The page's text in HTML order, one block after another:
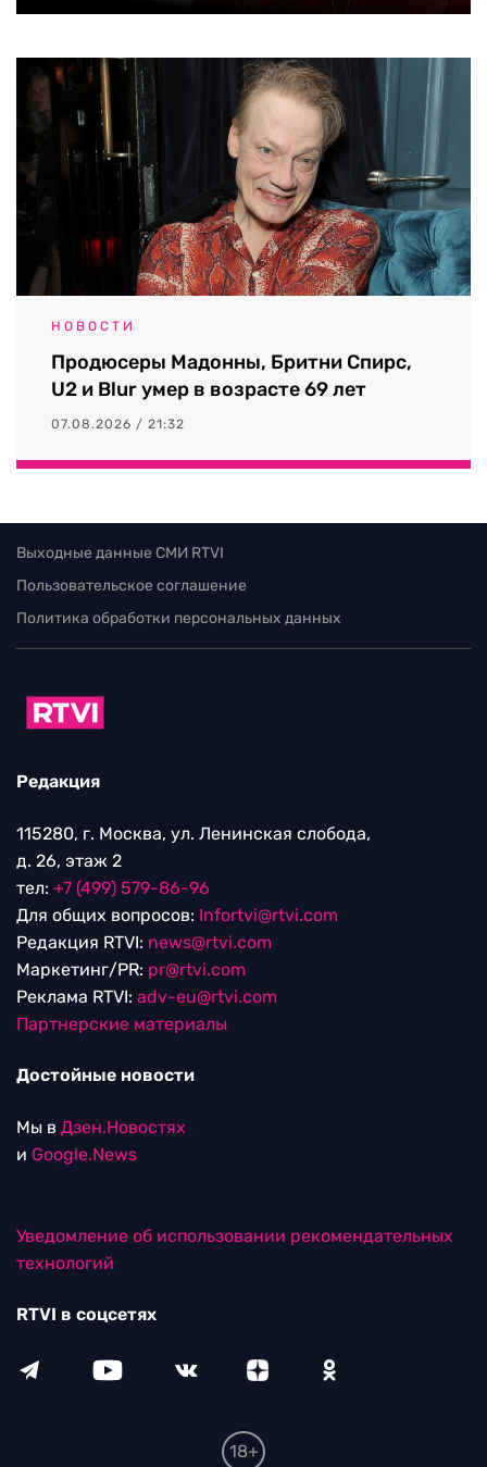
НОВОСТИ
Продюсеры Мадонны, Бритни Спирс,
U2 и Blur умер в возрасте 69 лет
07.08.2026 / 21:32
Выходные данные СМИ RTVI
Пользовательское соглашение
Политика обработки персональных данных
Редакция
115280, г. Москва, ул. Ленинская слобода,
д. 26, этаж 2
тел: +7 (499) 579-86-96
Для общих вопросов: Infortvi@rtvi.com
Редакция RTVI: news@rtvi.com
Маркетинг/PR: pr@rtvi.com
Реклама RTVI: adv-eu@rtvi.com
Партнерские материалы
Достойные новости
Мы в Дзен.Новостях
и Google.News
Уведомление об использовании рекомендательных
технологий
RTVI в соцсетях
18+